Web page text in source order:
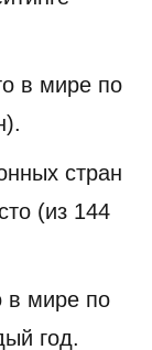
в мире по
стран
(из 144
в мире по
год.